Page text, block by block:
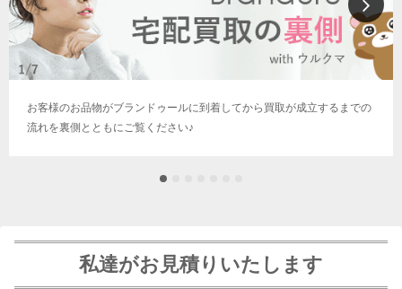
お客様のお品物がブランドゥールに到着してから買取が成立するまでの
流れを裏側とともにご覧ください♪
私達がお見積りいたします